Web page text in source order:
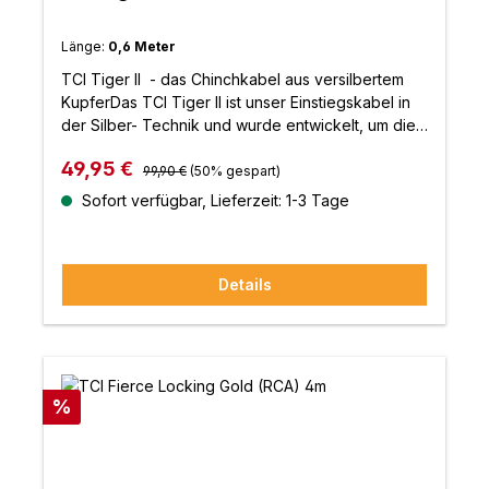
Länge: 0,6 Meter
TCI Tiger II - das Chinchkabel aus versilbertem
KupferDas TCI Tiger II ist unser Einstiegskabel in
der Silber- Technik und wurde entwickelt, um die
bescheidenen Aufwand zu steigern. Es besteht
aus einem verdrillten Paar versilberter LC-OFC-
Das Ergebnis ist ein Kabel, das einen exzellenten
Takt und eine weite offene Klangbühne zusammen
mit erhöhter Detailtreue und feiner Klarheit und
Dynamik gewährleistet.
Verkaufspreis:
49,95 € Regulärer Preis:
99,90 € (50% gespart)
Sofort verfügbar, Lieferzeit: 1-3 Tage
Details
Rabatt
%